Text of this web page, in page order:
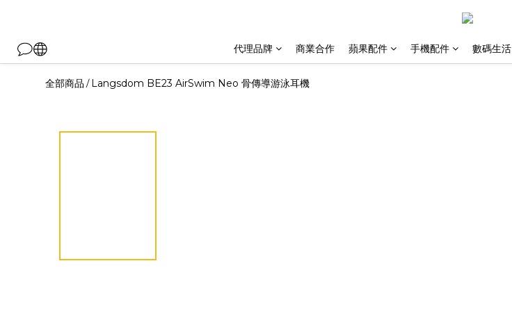
代理品牌 商業合作 蘋果配件 手機配件 數碼生活
全部商品 /Langsdom BE23 AirSwim Neo 骨傳導游泳耳機